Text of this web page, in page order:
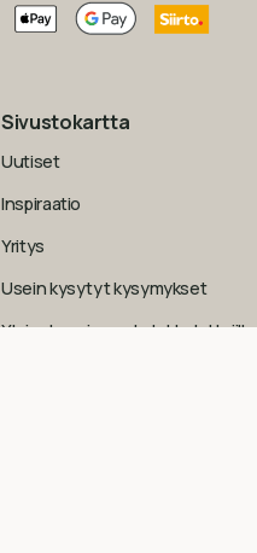
Sivustokartta
Uutiset
Inspiraatio
Yritys
Usein kysytyt kysymykset
Yleiset sopimusehdot kuluttajille